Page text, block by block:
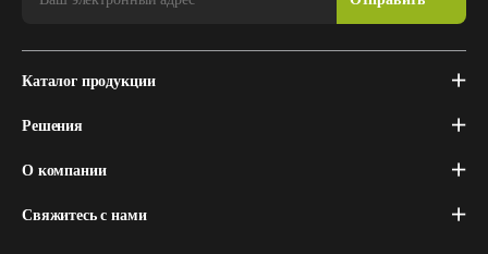
Каталог продукции
Решения
О компании
Свяжитесь с нами